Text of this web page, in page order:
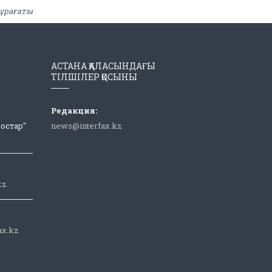
АСТАНА ҚАЛАСЫНДАҒЫ
ТІЛШІЛЕР ҚОСЫНЫ
Редакция:
news@interfax.kz